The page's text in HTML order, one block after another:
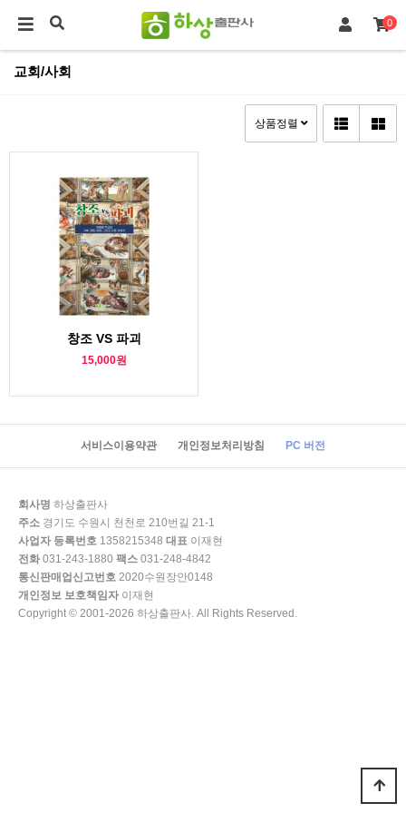
0
교회/사회
상품정렬
창조 VS 파괴
15,000원
서비스이용약관 개인정보처리방침 PC 버전
회사명 하상출판사
주소 경기도 수원시 천천로 210번길 21-1
사업자 등록번호 1358215348 대표 이재현
전화 031-243-1880 팩스 031-248-4842
통신판매업신고번호 2020수원장안0148
개인정보 보호책임자 이재현
Copyright © 2001-2026 하상출판사. All Rights Reserved.